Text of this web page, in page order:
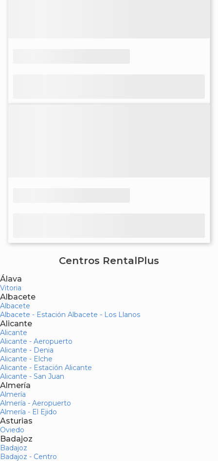
Centros RentalPlus
Álava
Vitoria
Albacete
Albacete
Albacete - Estación Albacete - Los Llanos
Alicante
Alicante
Alicante - Aeropuerto
Alicante - Denia
Alicante - Elche
Alicante - Estación Alicante
Alicante - San Juan
Almería
Almería
Almería - Aeropuerto
Almería - El Ejido
Asturias
Oviedo
Badajoz
Badajoz
Badajoz - Centro